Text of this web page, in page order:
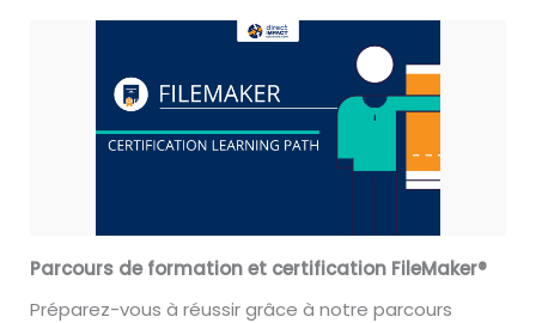
Parcours de formation et certification FileMaker®
Préparez-vous à réussir grâce à notre parcours